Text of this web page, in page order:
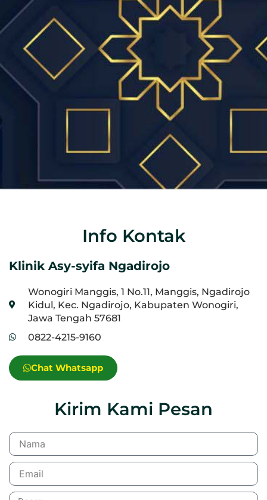
Info Kontak
Klinik Asy-syifa Ngadirojo
Wonogiri Manggis, 1 No.11, Manggis, Ngadirojo
Kidul, Kec. Ngadirojo, Kabupaten Wonogiri,
Jawa Tengah 57681
0822-4215-9160
Chat Whatsapp
Kirim Kami Pesan
Nama
Email
Pesan